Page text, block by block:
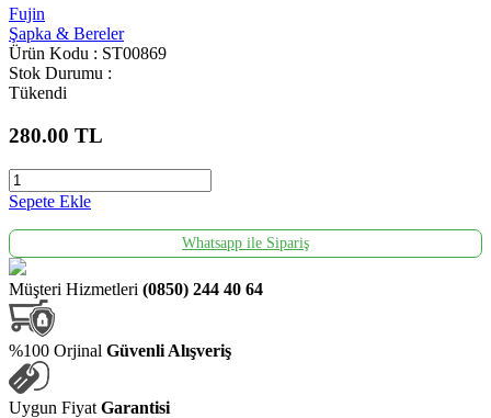
Fujin
Şapka & Bereler
Ürün Kodu : ST00869
Stok Durumu :
Tükendi
280.00 TL
Sepete Ekle
Whatsapp ile Sipariş
Müşteri Hizmetleri (0850) 244 40 64
%100 Orjinal Güvenli Alışveriş
Uygun Fiyat Garantisi